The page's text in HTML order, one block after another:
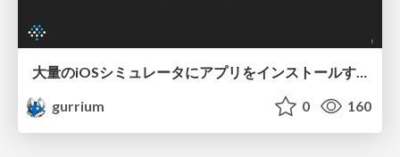
gurrium
0 160